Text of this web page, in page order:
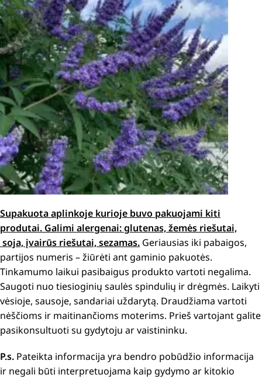
Supakuota aplinkoje kurioje buvo pakuojami kiti
produtai. Galimi alergenai: glutenas, žemės riešutai,
soja, įvairūs riešutai, sezamas. Geriausias iki pabaigos,
partijos numeris – žiūrėti ant gaminio pakuotės.
Tinkamumo laikui pasibaigus produkto vartoti negalima.
Saugoti nuo tiesioginių saulės spindulių ir drėgmės. Laikyti
vėsioje, sausoje, sandariai uždarytą. Draudžiama vartoti
nėščioms ir maitinančioms moterims. Prieš vartojant galite
pasikonsultuoti su gydytoju ar vaistininku.
P.s. Pateikta informacija yra bendro pobūdžio informacija
ir negali būti interpretuojama kaip gydymo ar kitokio